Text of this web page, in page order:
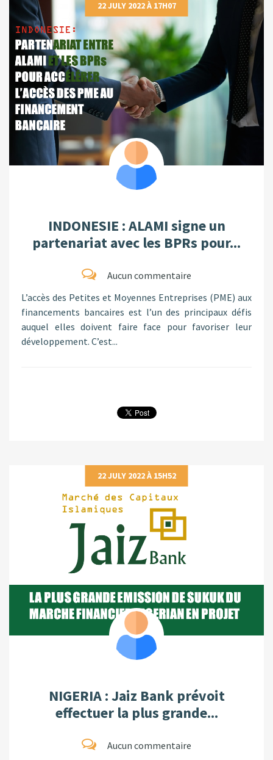
22 JULY 2022 À 17H07
INDONESIE : ALAMI signe un
partenariat avec les BPRs pour...
Aucun commentaire
L’accès des Petites et Moyennes Entreprises (PME) aux
financements bancaires est l’un des principaux défis
auquel elles doivent faire face pour favoriser leur
développement. C’est...
22 JULY 2022 À 15H52
NIGERIA : Jaiz Bank prévoit
effectuer la plus grande...
Aucun commentaire